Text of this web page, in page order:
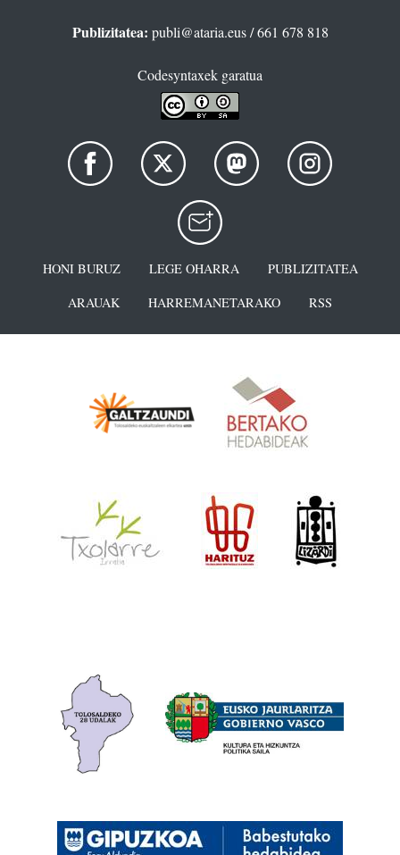
Publizitatea: publi@ataria.eus/ 661 678 818
Codesyntaxek garatua
HONI BURUZ LEGE OHARRA
PUBLIZITATEA
ARAUAK
HARREMANETARAKO RSS